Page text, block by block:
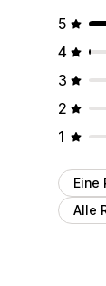
5
4
3
2
1
Eine
Alle